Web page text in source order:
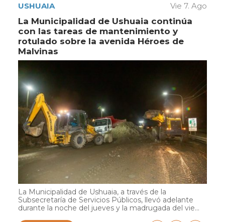
USHUAIA Vie 7. Ago
La Municipalidad de Ushuaia continúa
con las tareas de mantenimiento y
rotulado sobre la avenida Héroes de
Malvinas
La Municipalidad de Ushuaia, a través de la
Subsecretaría de Servicios Públicos, llevó adelante
durante la noche del jueves y la madrugada del vie...